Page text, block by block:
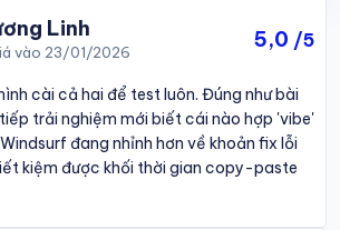
Linh
vào 23/01/2026 5,0 /5
cài cả hai để test luôn. Đúng như bài
trải nghiệm mới biết cái nào hợp 'vibe'
đang nhỉnh hơn về khoản fix lỗi
kiệm được khối thời gian copy-paste